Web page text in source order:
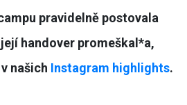
pravidelně postovala
handover promeškal*a,
našich Instagram highlights.